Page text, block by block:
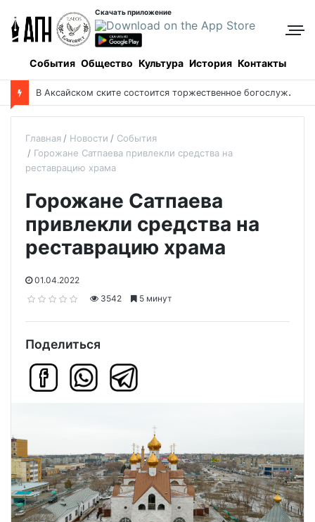
Скачать приложение
События Общество Культура История Контакты
ВАксайском ските состоится торжественное богослужение в память о святых Серафиме и Феогносте
Главная Новости
События
Горожане Сатпаева привлекли средства на
реставрацию храма
Горожане Сатпаева
привлекли средства на
реставрацию храма
01.04.2022
3542
5 минут
Поделиться